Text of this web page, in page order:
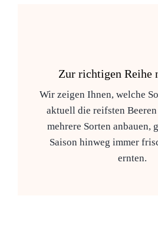
Zur richtigen Reihe
Wir zeigen Ihnen, welche
aktuell die reifsten
mehrere Sorten anbauen,
Saison hinweg immer
ernten.